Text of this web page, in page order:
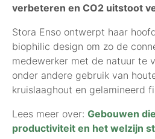
verbeteren en CO2 uitstoot
Stora Enso ontwerpt haar
biophilic design om zo de
medewerker met de natuur te
onder andere gebruik van
kruislaaghout en gelamineerd
Lees meer over: Gebouwen
productiviteit en het welzijn